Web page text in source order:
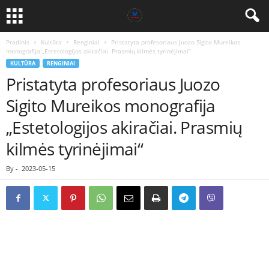
Pradinis Kultūra Renginiai
Pristatyta profesoriaus Juozo Sigito Mureikos
monografija „Estetologijos akiračiai. Prasmių kilmės tyrinėjimai“
KULTŪRA RENGINIAI
Pristatyta profesoriaus Juozo
Sigito Mureikos monografija
„Estetologijos akiračiai. Prasmių
kilmės tyrinėjimai“
By - 2023-05-15